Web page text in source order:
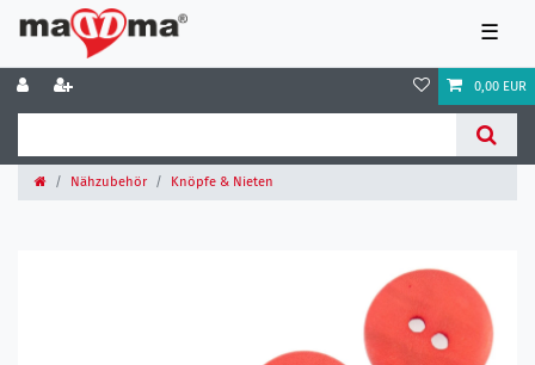
☰
0,00 EUR
Nähzubehör Knöpfe & Nieten